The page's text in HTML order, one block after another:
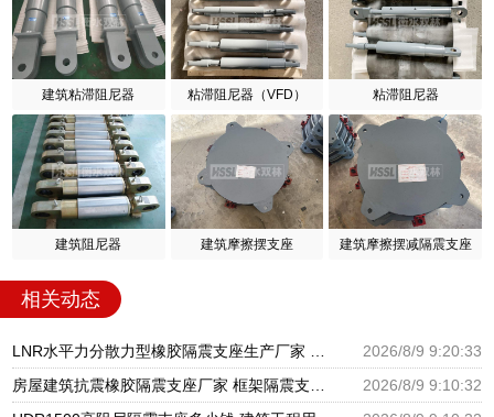
建筑粘滞阻尼器 粘滞阻尼器（VFD） 粘滞阻尼器
建筑阻尼器 建筑摩擦摆支座 建筑摩擦摆减隔震支座
相关动态
2026/8/9 9:20:33
2026/8/9 9:10:32